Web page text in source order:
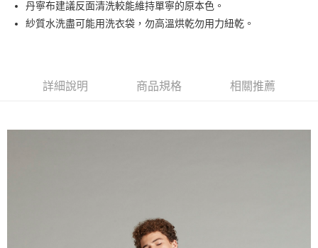
1.本服務由台灣大哥大提供，台灣大哥大用戶可立即使用無須另外申請。
2.付款方式選擇「大哥付你分期」，訂單成立後會自動跳轉到大哥付的交易
消。如遇「轉專審核」未通過狀況，表示未達大哥付你分期系統評分，恕無
用戶於交易時，得透過本服務購買商品或服務，並由商店將買賣／分期付款
買賣價金債權讓與本公司後，依約使用本公司帳單繳交帳款。
2.基於同意付款使用「大哥付你分期」之契約關係目的，商店將以您的個人
ATM付款
每筆NT$60，滿NT$1,499(含以上)免運費
每筆NT$60，滿NT$1,498(含以上)免運費
每筆NT$60，滿NT$1,500(含以上)免運費
丹寧布建議反面清洗較能維持單寧的原本色。
紗質水洗盡可能用洗衣袋，勿高溫烘乾勿用力紐乾。
詳細說明 商品規格 相關推薦